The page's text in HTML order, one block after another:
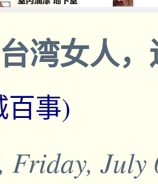
湾女人
百事)
Friday,